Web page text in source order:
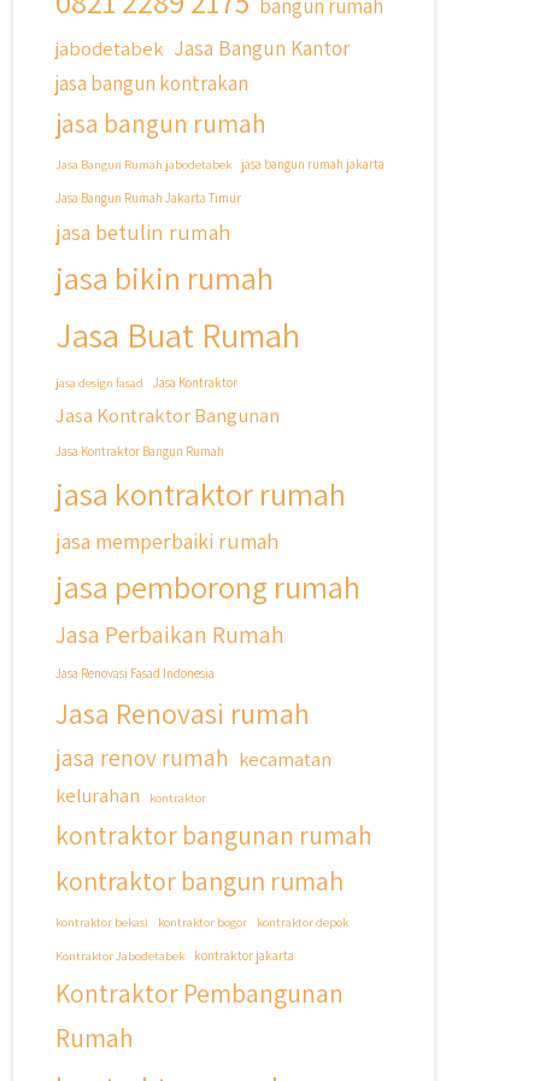
Cicilan ?? 🤗
Untuk informasi lebih lanjut terkait
program cicilan ini temen temen bisa
langsung klik link di bio yaa
#jasabangunrumahjakarta
#jasarenovasirumahjakarta
#kontraktorbangunan
#kontraktorbangunanrumah
#kontraktorbangunanjakarta
#kontraktorinteriorjakarta
#jasarenovasirumahbekasi
#jasadesainrumahmurah
#jasadesainrumahjakarta
#jasabangunrumahjabodetabek
bangun rumah
jabodetabek Jasa Bangun Kantor
jasa bangun kontrakan
jasa bangun rumah
Jasa Bangun Rumah jabodetabek
jasa bangun rumah jakarta
Jasa Bangun Rumah Jakarta Timur
jasa betulin rumah
jasa bikin rumah
Jasa Buat Rumah
jasa design fasad Jasa Kontraktor
Jasa Kontraktor Bangunan
Jasa Kontraktor Bangun Rumah
jasa kontraktor rumah
jasa memperbaiki rumah
jasa pemborong rumah
Jasa Perbaikan Rumah
Jasa Renovasi Fasad Indonesia
Jasa Renovasi rumah
jasa renov rumah kecamatan
kelurahan
kontraktor
kontraktor bangunan rumah
kontraktor bangun rumah
kontraktor bekasi kontraktor bogor
kontraktor depok
Kontraktor Jabodetabek
kontraktor jakarta
Kontraktor Pembangunan
Rumah